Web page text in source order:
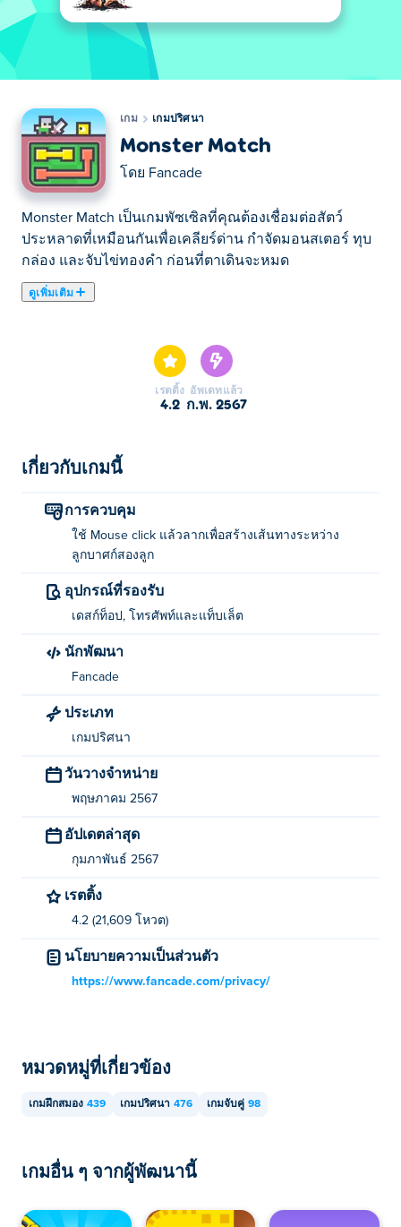
เกม เกมปริศนา
Monster Match
โดย Fancade
Monster Match เป็นเกมพัซเซิลที่คุณต้องเชื่อมต่อสัตว์
ประหลาดที่เหมือนกันเพื่อเคลียร์ด่าน กำจัดมอนสเตอร์ ทุบ
กล่อง และจับไข่ทองคำ ก่อนที่ตาเดินจะหมด
ดูเพิ่มเติม
การเชื่อมต่อลูกบาศก์สีให้ตรงกัน วาดเส้นทางระหว่าง
ลูกบาศก์ที่เหมือนกันอย่างมีกลยุทธ์เพื่อกำจัดสัตว์ประหลาด
ที่ตรงกัน แต่ระวังไว้ให้ดี เพราะเส้นทางไม่สามารถตัดกัน
ค้นหา! คุณพร้อมหรือยังสำหรับการผจญภัยจับคู่สัตว์
จะเล่น Monster Match ได้อย่างไร?
คลิกและลากเพื่อสร้างเส้นทางระหว่างลูกบาศก์สองลูก!
ใครเป็นผู้สร้าง Monster Match?
พวกเขาได้ที่ Poki (โปกิ)-
Recoil-Odd Bot Out
ฉันสามารถเล่น Monster Match ได้ฟรีอย่างไร?
คุณสามารถเล่น Monster Match ได้ฟรีบนเว็บไซต์
และเดสก์ท็อปได้หรือไม่?
พกพาเช่นโทรศัพท์และแท็บเล็ต
เรตติ้ง
4.2
อัพเดทแล้ว
ก.พ. 2567
เกี่ยวกับเกมนี้
การควบคุม
ใช้ Mouse click แล้วลากเพื่อสร้างเส้นทางระหว่าง
ลูกบาศก์สองลูก
อุปกรณ์ที่รองรับ
เดสก์ท็อป, โทรศัพท์และแท็บเล็ต
นักพัฒนา
Fancade
ประเภท
เกมปริศนา
วันวางจำหน่าย
พฤษภาคม 2567
อัปเดตล่าสุด
กุมภาพันธ์ 2567
เรตติ้ง
4.2 (21,609 โหวต)
นโยบายความเป็นส่วนตัว
https://www.fancade.com/privacy/
หมวดหมู่ที่เกี่ยวข้อง
เกมฝึกสมอง 439 เกมปริศนา 476 เกมจับคู่ 98
เกมอื่น ๆ จากผู้พัฒนานี้